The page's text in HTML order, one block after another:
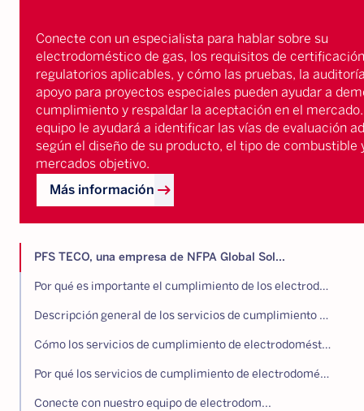
Conecte con un especialista para hablar sobre su
electrodoméstico de gas, los requisitos de
regulatorios aplicables, y cómo las pruebas, la
apoyo para proyectos especiales pueden ayudar a
cumplimiento y respaldar la aceptación en el
equipo le ayudará a identificar las vías de evaluación
según el diseño de su producto, el tipo de combustible
mercados objetivo. ‍
Más información arrow_right_alt
PFS TECO, una empresa de NFPA Global Sol...
Por qué es importante el cumplimiento de los electrodomésticos de gas
Descripción general de los servicios de cumplimiento de electrodomésticos de gas
Cómo los servicios de cumplimiento de electrodomésticos de gas reducen el riesgo y respaldan el cumplimiento
Por qué los servicios de cumplimiento de electrodomésticos de gas de NFPA Global Solutions
Conecte con nuestro equipo de electrodom...